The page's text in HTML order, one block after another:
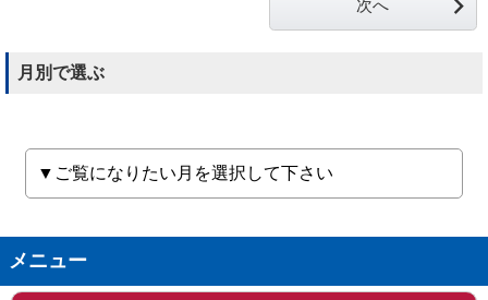
次へ
月別で選ぶ
メニュー